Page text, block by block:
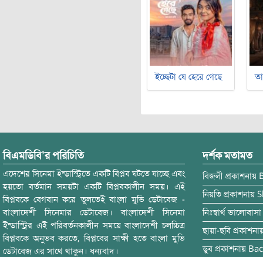
ইচ্ছেটা যে হেরে গেছে
বিএমডিবি’র পরিচিতি
এদেশের সিনেমা ইন্ডাস্ট্রিতে একটি বিপ্লব ঘটতে যাচ্ছে এবং
হয়তো বর্তমান সময়টা একটি বিপ্লবকালীন সময়। এই
বিপ্লবকে বেগবান করে তুলতেই বাংলা মুভি ডেটাবেজ -
বাংলাদেশী সিনেমার ডেটাবেজ। বাংলাদেশী সিনেমা
ইন্ডাস্ট্রির এই পরিবর্তনকালীন সময়ে বাংলাদেশী চলচ্চিত্র
বিপ্লবকে অনুভব করতে, বিপ্লবের সাক্ষী হতে বাংলা মুভি
ডেটাবেজ এর সাথে থাকুন। ধন্যবাদ।
দর্শক মতামত
বিজলী প্রকাশনায়
নিয়তি প্রকাশনায়
নিঃস্বার্থ ভালোবাসা
ছায়া-ছবি
ডুব প্রকাশনায়